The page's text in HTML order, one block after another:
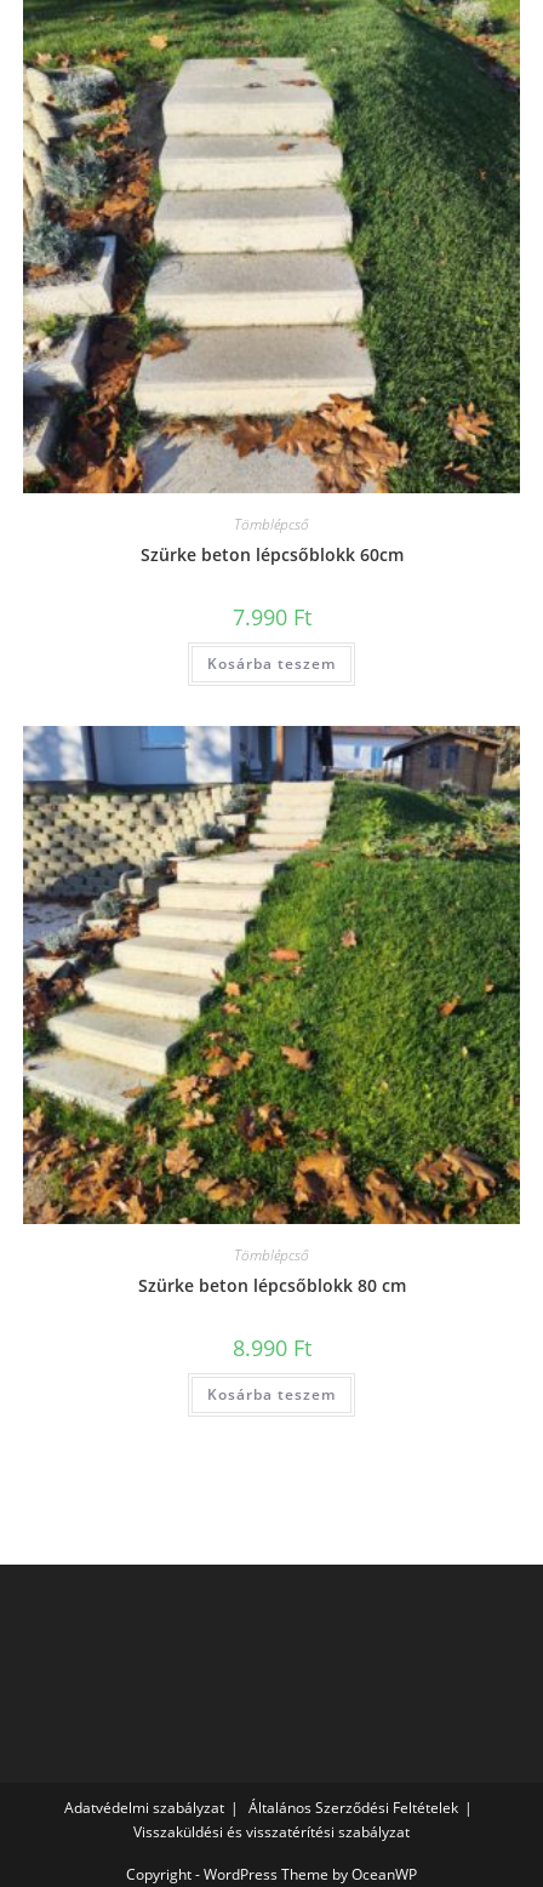
Tömblépcső
Szürke beton lépcsőblokk 60cm
7.990 Ft
Kosárba teszem
Tömblépcső
Szürke beton lépcsőblokk 80 cm
8.990 Ft
Kosárba teszem
Adatvédelmi szabályzat
Általános Szerződési Feltételek
Visszaküldési és visszatérítési szabályzat
Copyright - WordPress Theme by OceanWP